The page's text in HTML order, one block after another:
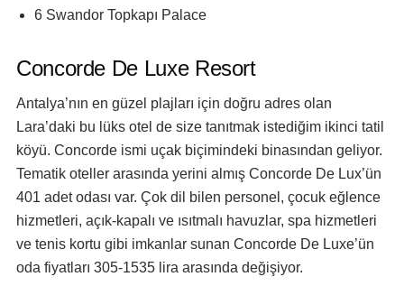
6 Swandor Topkapı Palace
Concorde De Luxe Resort
Antalya’nın en güzel plajları için doğru adres olan
Lara’daki bu lüks otel de size tanıtmak istediğim ikinci tatil
köyü. Concorde ismi uçak biçimindeki binasından geliyor.
Tematik oteller arasında yerini almış Concorde De Lux’ün
401 adet odası var. Çok dil bilen personel, çocuk eğlence
hizmetleri, açık-kapalı ve ısıtmalı havuzlar, spa hizmetleri
ve tenis kortu gibi imkanlar sunan Concorde De Luxe’ün
oda fiyatları 305-1535 lira arasında değişiyor.